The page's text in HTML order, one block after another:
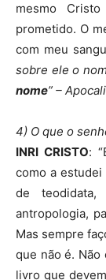
mesmo
prometido. O
com meu
sobre ele o
nome” –
4) O que o
INRI CRISTO:
como a
de teodidata,
antropologia,
Mas sempre
que não é. Não
livro que